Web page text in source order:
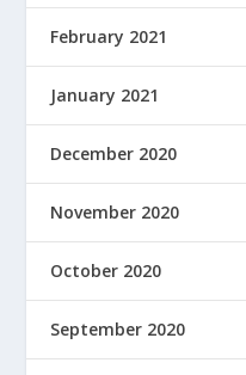
February 2021
January 2021
December 2020
November 2020
October 2020
September 2020